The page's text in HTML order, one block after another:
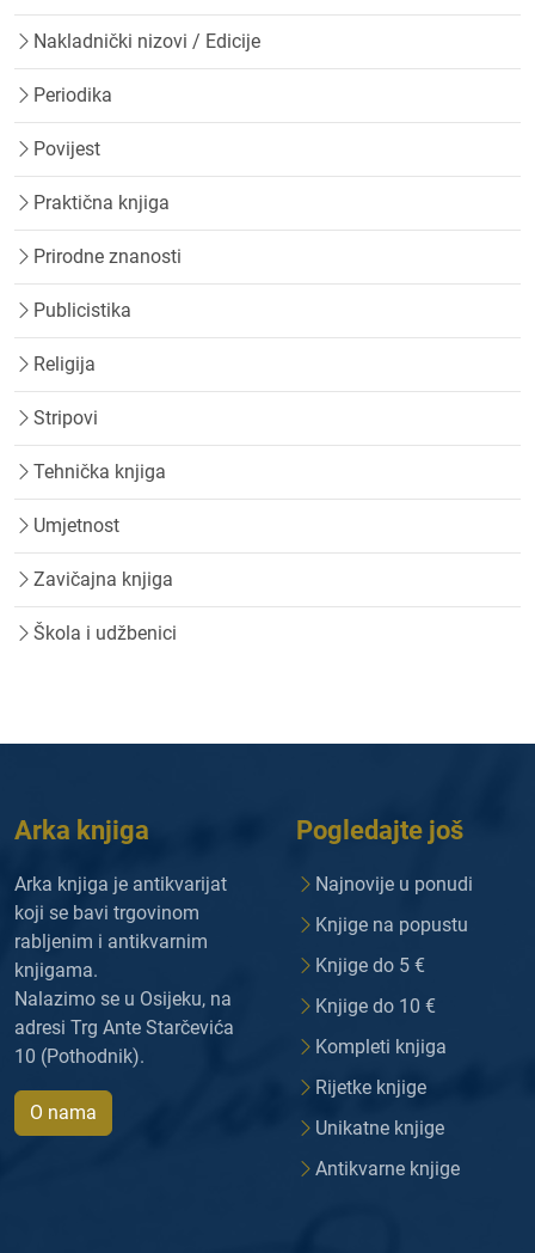
Nakladnički nizovi / Edicije
Periodika
Povijest
Praktična knjiga
Prirodne znanosti
Publicistika
Religija
Stripovi
Tehnička knjiga
Umjetnost
Zavičajna knjiga
Škola i udžbenici
Arka knjiga
Arka knjiga je antikvarijat
koji se bavi trgovinom
rabljenim i antikvarnim
knjigama.
Nalazimo se u Osijeku, na
adresi Trg Ante Starčevića
10 (Pothodnik).
O nama
Pogledajte još
Najnovije u ponudi
Knjige na popustu
Knjige do 5 €
Knjige do 10 €
Kompleti knjiga
Rijetke knjige
Unikatne knjige
Antikvarne knjige